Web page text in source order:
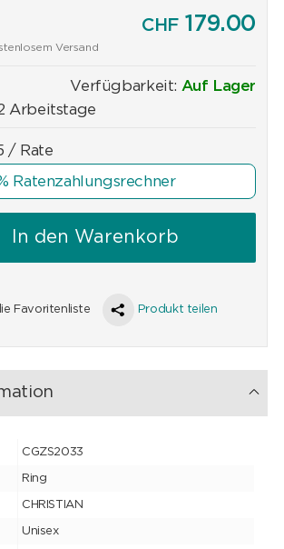
CHF179.00
Versand
Verfügbarkeit: Auf Lager
Arbeitstage
/ Rate
Ratenzahlungsrechner
In den Warenkorb
Favoritenliste Produkt teilen
CGZS2033
Ring
CHRISTIAN
Unisex